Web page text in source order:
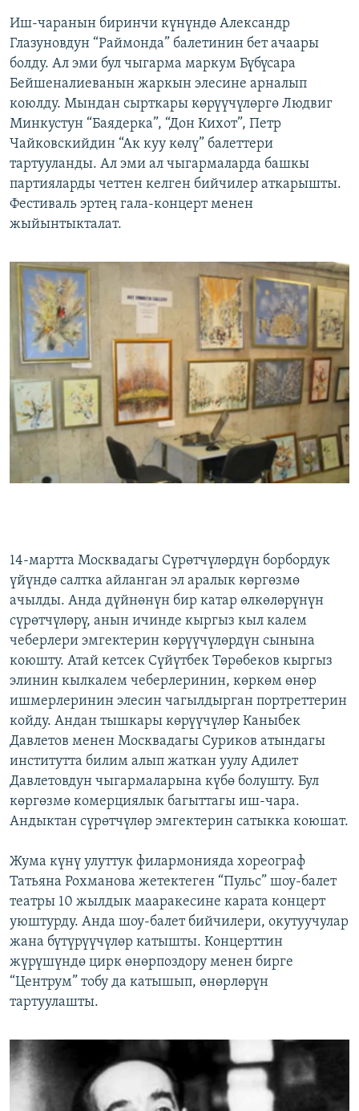
Иш-чаранын биринчи күнүндө Александр
Глазуновдун “Раймонда” балетинин бет ачаары
болду. Ал эми бул чыгарма маркум Бүбүсара
Бейшеналиеванын жаркын элесине арналып
коюлду. Мындан сырткары көрүүчүлөргө Людвиг
Минкустун “Баядерка”, “Дон Кихот”, Петр
Чайковскийдин “Ак куу көлү” балеттери
тартууланды. Ал эми ал чыгармаларда башкы
партияларды четтен келген бийчилер аткарышты.
Фестиваль эртең гала-концерт менен
жыйынтыкталат.
14-мартта Москвадагы Сүрөтчүлөрдүн борбордук
үйүндө салтка айланган эл аралык көргөзмө
ачылды. Анда дүйнөнүн бир катар өлкөлөрүнүн
сүрөтчүлөрү, анын ичинде кыргыз кыл калем
чеберлери эмгектерин көрүүчүлөрдүн сынына
коюшту. Атай кетсек Сүйүтбек Төрөбеков кыргыз
элинин кылкалем чеберлеринин, көркөм өнөр
ишмерлеринин элесин чагылдырган портреттерин
койду. Андан тышкары көрүүчүлөр Каныбек
Давлетов менен Москвадагы Суриков атындагы
институтта билим алып жаткан уулу Адилет
Давлетовдун чыгармаларына күбө болушту. Бул
көргөзмө комерциялык багыттагы иш-чара.
Андыктан сүрөтчүлөр эмгектерин сатыкка коюшат.
Жума күнү улуттук филармонияда хореограф
Татьяна Рохманова жетектеген “Пульс” шоу-балет
театры 10 жылдык мааракесине карата концерт
уюштурду. Анда шоу-балет бийчилери, окутуучулар
жана бүтүрүүчүлөр катышты. Концерттин
жүрүшүндө цирк өнөрпоздору менен бирге
“Центрум” тобу да катышып, өнөрлөрүн
тартуулашты.